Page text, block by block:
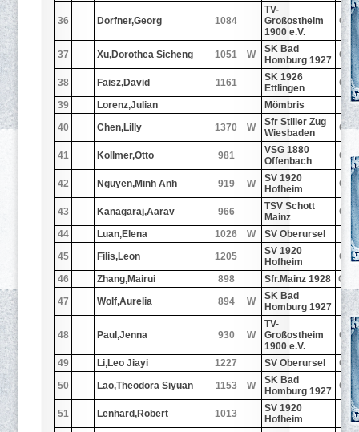
36 Dorfner,Georg 1084
TV-
Großostheim
1900 e.V.
GER
37 Xu,Dorothea Sicheng 1051 W
SK Bad
Homburg 1927
GER
38 Faisz,David 1161
SK 1926
Ettlingen
GER
39
Lorenz,Julian
Mömbris
40
Chen,Lilly 1370 W
Sfr Stiller Zug
Wiesbaden
GER
41 Kollmer,Otto 981
VSG 1880
Offenbach
GER
42 Nguyen,Minh Anh 919 W
SV 1920
Hofheim
GER
43 Kanagaraj,Aarav 966
TSV Schott
Mainz
GER
44
Luan,Elena 1026 W SV Oberursel
45
Filis,Leon 1205
SV 1920
Hofheim
GER
46
Zhang,Mairui 898 Sfr.Mainz 1928
47
Wolf,Aurelia 894 W
SK Bad
Homburg 1927
-
48 Paul,Jenna 930 W
TV-
Großostheim
1900 e.V.
GER
49 Li,Leo Jiayi 1227 SV Oberursel
GER
50
Lao,Theodora Siyuan 1153 W
SK Bad
Homburg 1927
GER
51 Lenhard,Robert 1013
SV 1920
Hofheim